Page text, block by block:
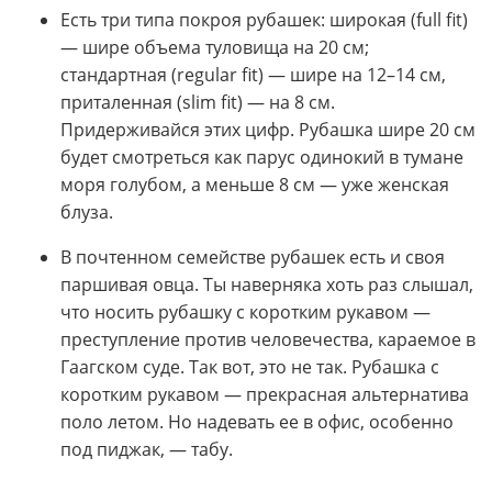
Есть три типа покроя рубашек: широкая (full fit)
— шире объема туловища на 20 см;
стандартная (regular fit) — шире на 12–14 см,
приталенная (slim fit) — на 8 см.
Придерживайся этих цифр. Рубашка шире 20 см
будет смотреться как парус одинокий в тумане
моря голубом, а меньше 8 см — уже женская
блуза.
В почтенном семействе рубашек есть и своя
паршивая овца. Ты наверняка хоть раз слышал,
что носить рубашку с коротким рукавом —
преступление против человечества, караемое в
Гаагском суде. Так вот, это не так. Рубашка с
коротким рукавом — прекрасная альтернатива
поло летом. Но надевать ее в офис, особенно
под пиджак, — табу.